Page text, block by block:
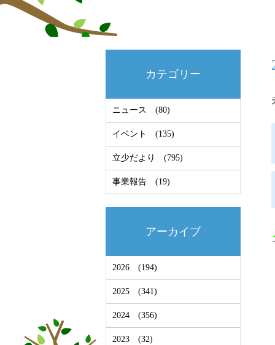
カテゴリー
ニュース (80)
イベント (135)
立少だより (795)
事業報告 (19)
アーカイブ
2026 (194)
2025 (341)
2024 (356)
2023 (32)